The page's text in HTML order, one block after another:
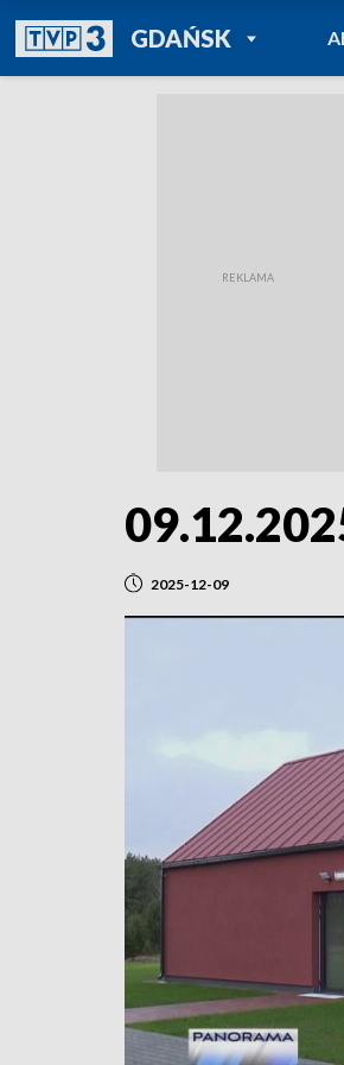
GDAŃSKPOWRÓT DO
TVP REGIONY
2025-12-09